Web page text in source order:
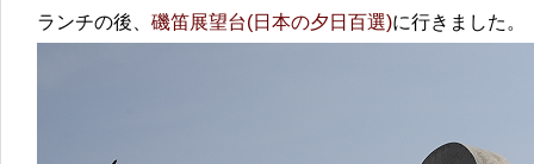
ランチの後、 磯笛展望台(日本の夕日百選)に行きました。